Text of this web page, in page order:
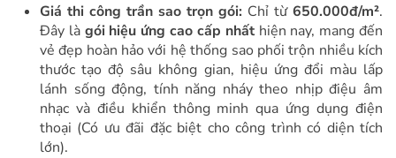
Giá thi công trần sao trọn gói: Chỉ từ 650.000đ/m².
Đây là gói hiệu ứng cao cấp nhấthiện nay, mang đến
vẻ đẹp hoàn hảo với hệ thống sao phối trộn nhiều kích
thước tạo độ sâu không gian, hiệu ứng đổi màu lấp
lánh sống động, tính năng nháy theo nhịp điệu âm
nhạc và điều khiển thông minh qua ứng dụng điện
thoại (Có ưu đãi đặc biệt cho công trình có diện tích
lớn).